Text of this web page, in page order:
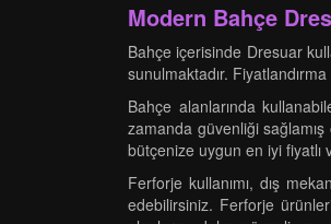
Modern Bahçe
Bahçe içerisinde Dresuar
sunulmaktadır.
Bahçe alanlarında
zamanda güvenliği
bütçenize uygun en iyi
Ferforje kullanımı, dış
edebilirsiniz. Ferforje